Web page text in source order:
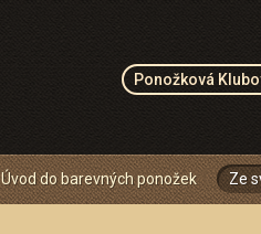
Ponožková
Úvod do barevných ponožek Ze